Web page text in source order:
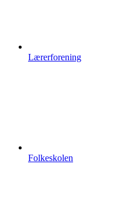
Lærerforening
Folkeskolen